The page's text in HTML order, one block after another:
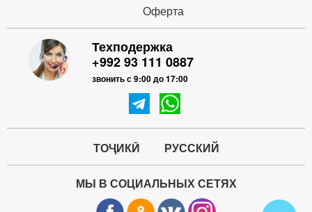
Оферта
Техподержка
+992 93 111 0887
звонить с 9:00 до 17:00
ТОҶИКӢ РУССКИЙ
МЫ В СОЦИАЛЬНЫХ СЕТЯХ